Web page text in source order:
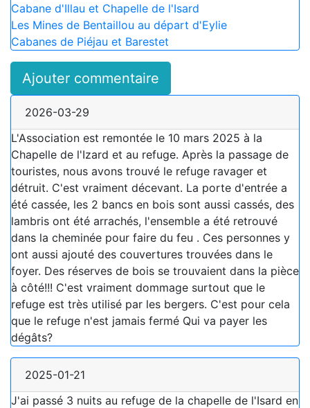
Cabane d'Illau et Chapelle de l'Isard
Les Mines de Bentaillou au départ d'Eylie
Cabanes de Piéjau et Barestet
Ajouter commentaire
2026-03-29
L'Association est remontée le 10 mars 2025 à la
Chapelle de l'Izard et au refuge. Après la passage de
touristes, nous avons trouvé le refuge ravager et
détruit. C'est vraiment décevant. La porte d'entrée a
été cassée, les 2 bancs en bois sont aussi cassés, des
lambris ont été arrachés, l'ensemble a été retrouvé
dans la cheminée pour faire du feu . Ces personnes y
ont aussi ajouté des couvertures trouvées dans le
foyer. Des réserves de bois se trouvaient dans la pièce
à côté!!! C'est vraiment dommage surtout que le
refuge est très utilisé par les bergers. C'est pour cela
que le refuge n'est jamais fermé Qui va payer les
dégâts?
2025-01-21
J'ai passé 3 nuits au refuge de la chapelle de l'Isard en